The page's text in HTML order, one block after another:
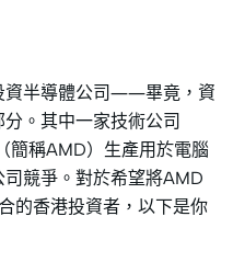
資半導體公司——畢竟，資
。其中一家技術公司
稱AMD）生產用於電腦
競爭。對於希望將AMD
的香港投資者，以下是你